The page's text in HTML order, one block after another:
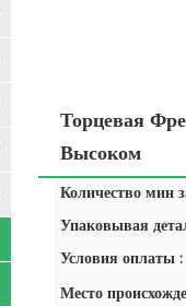
Торцевая
Высоком
Количество мин
Упаковывая
Условия оплаты :
Место